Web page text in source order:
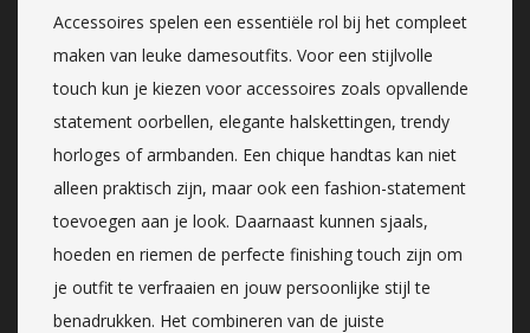
Accessoires spelen een essentiële rol bij het compleet
maken van leuke damesoutfits. Voor een stijlvolle
touch kun je kiezen voor accessoires zoals opvallende
statement oorbellen, elegante halskettingen, trendy
horloges of armbanden. Een chique handtas kan niet
alleen praktisch zijn, maar ook een fashion-statement
toevoegen aan je look. Daarnaast kunnen sjaals,
hoeden en riemen de perfecte finishing touch zijn om
je outfit te verfraaien en jouw persoonlijke stijl te
benadrukken. Het combineren van de juiste